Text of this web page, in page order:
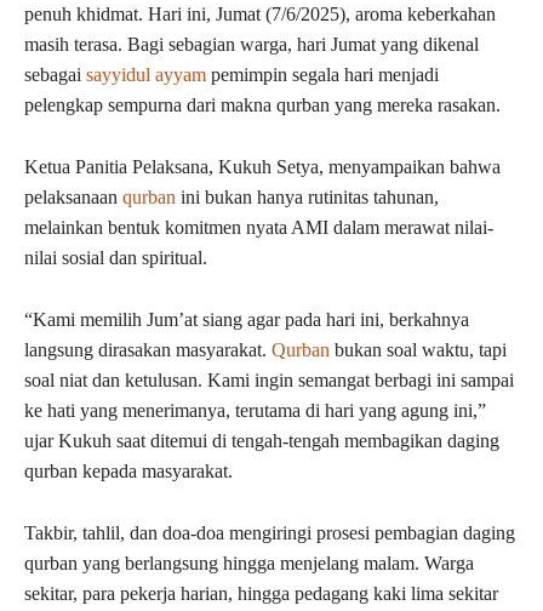
penuh khidmat. Hari ini, Jumat (7/6/2025), aroma keberkahan
masih terasa. Bagi sebagian warga, hari Jumat yang dikenal
sebagai sayyidul ayyam pemimpin segala hari menjadi
pelengkap sempurna dari makna qurban yang mereka rasakan.
Ketua Panitia Pelaksana, Kukuh Setya, menyampaikan bahwa
pelaksanaan qurban ini bukan hanya rutinitas tahunan,
melainkan bentuk komitmen nyata AMI dalam merawat nilai-
nilai sosial dan spiritual.
“Kami memilih Jum’at siang agar pada hari ini, berkahnya
langsung dirasakan masyarakat. Qurban bukan soal waktu, tapi
soal niat dan ketulusan. Kami ingin semangat berbagi ini sampai
ke hati yang menerimanya, terutama di hari yang agung ini,”
ujar Kukuh saat ditemui di tengah-tengah membagikan daging
qurban kepada masyarakat.
Takbir, tahlil, dan doa-doa mengiringi prosesi pembagian daging
qurban yang berlangsung hingga menjelang malam. Warga
sekitar, para pekerja harian, hingga pedagang kaki lima sekitar